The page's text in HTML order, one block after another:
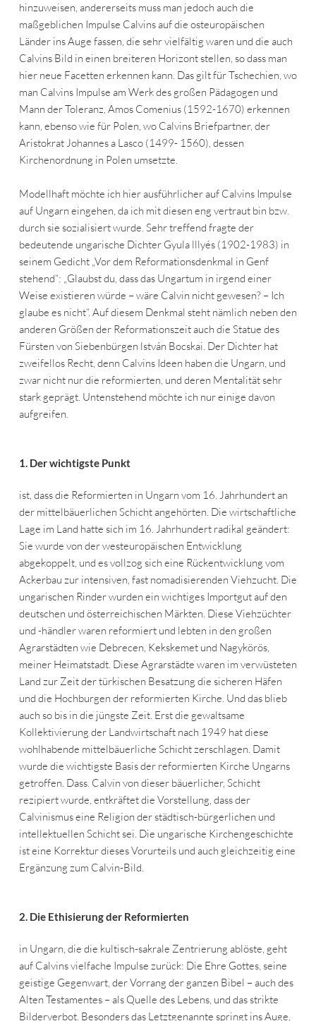
hinzuweisen, andererseits muss man jedoch auch die
maßgeblichen Impulse Calvins auf die osteuropäischen
Länder ins Auge fassen, die sehr vielfältig waren und die auch
Calvins Bild in einen breiteren Horizont stellen, so dass man
hier neue Facetten erkennen kann. Das gilt für Tschechien, wo
man Calvins Impulse am Werk des großen Pädagogen und
Mann der Toleranz, Amos Comenius (1592-1670) erkennen
kann, ebenso wie für Polen, wo Calvins Briefpartner, der
Aristokrat Johannes a Lasco (1499- 1560), dessen
Kirchenordnung in Polen umsetzte.
Modellhaft möchte ich hier ausführlicher auf Calvins Impulse
auf Ungarn eingehen, da ich mit diesen eng vertraut bin bzw.
durch sie sozialisiert wurde. Sehr treffend fragte der
bedeutende ungarische Dichter Gyula lllyés (1902-1983) in
seinem Gedicht „Vor dem Reformationsdenkmal in Genf
stehend“: „Glaubst du, dass das Ungartum in irgend einer
Weise existieren würde – wäre Calvin nicht gewesen? – Ich
glaube es nicht“. Auf diesem Denkmal steht nämlich neben den
anderen Größen der Reformationszeit auch die Statue des
Fürsten von Siebenbürgen lstván Bocskai. Der Dichter hat
zweifellos Recht, denn Calvins Ideen haben die Ungarn, und
zwar nicht nur die reformierten, und deren Mentalität sehr
stark geprägt. Untenstehend möchte ich nur einige davon
aufgreifen.
1. Der wichtigste Punkt
ist, dass die Reformierten in Ungarn vom 16. Jahrhundert an
der mittelbäuerlichen Schicht angehörten. Die wirtschaftliche
Lage im Land hatte sich im 16. Jahrhundert radikal geändert:
Sie wurde von der westeuropäischen Entwicklung
abgekoppelt, und es vollzog sich eine Rückentwicklung vom
Ackerbau zur intensiven, fast nomadisierenden Viehzucht. Die
ungarischen Rinder wurden ein wichtiges Importgut auf den
deutschen und österreichischen Märkten. Diese Viehzüchter
und -händler waren reformiert und lebten in den großen
Agrarstädten wie Debrecen, Kekskemet und Nagykörös,
meiner Heimatstadt. Diese Agrarstädte waren im verwüsteten
Land zur Zeit der türkischen Besatzung die sicheren Häfen
und die Hochburgen der reformierten Kirche. Und das blieb
auch so bis in die jüngste Zeit. Erst die gewaltsame
Kollektivierung der Landwirtschaft nach 1949 hat diese
wohlhabende mittelbäuerliche Schicht zerschlagen. Damit
wurde die wichtigste Basis der reformierten Kirche Ungarns
getroffen. Dass. Calvin von dieser bäuerlicher, Schicht
rezipiert wurde, entkräftet die Vorstellung, dass der
Calvinismus eine Religion der städtisch-bürgerlichen und
intellektuellen Schicht sei. Die ungarische Kirchengeschichte
ist eine Korrektur dieses Vorurteils und auch gleichzeitig eine
Ergänzung zum Calvin-Bild.
2. Die Ethisierung der Reformierten
in Ungarn, die die kultisch-sakrale Zentrierung ablöste, geht
auf Calvins vielfache Impulse zurück: Die Ehre Gottes, seine
geistige Gegenwart, der Vorrang der ganzen Bibel – auch des
Alten Testamentes – als Quelle des Lebens, und das strikte
Bilderverbot. Besonders das Letztgenannte springt ins Auge,